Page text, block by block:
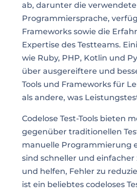
ab, darunter die verwendete
Programmiersprache,
Frameworks sowie die
Expertise des Testteams.
wie Ruby, PHP, Kotlin und
über ausgereiftere und
Tools und Frameworks für
als andere, was
Codelose Test-Tools bieten
gegenüber traditionellen
manuelle Programmierung
sind schneller und einfacher
und helfen, Fehler zu
ist ein beliebtes codeloses